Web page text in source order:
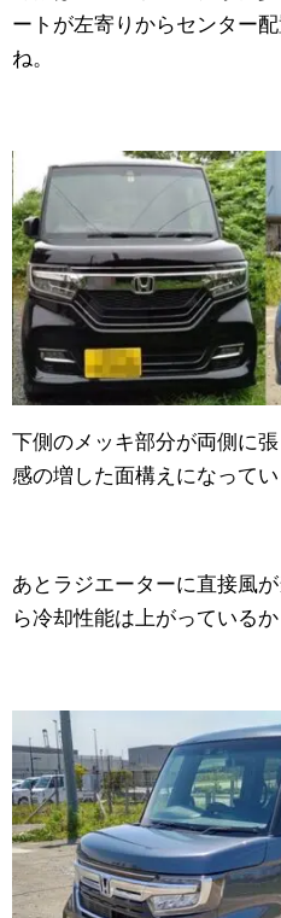
ートが左寄りからセンター
ね。
下側のメッキ部分が両側に
感の増した面構えになってい
あとラジエーターに直接風
ら冷却性能は上がっているか